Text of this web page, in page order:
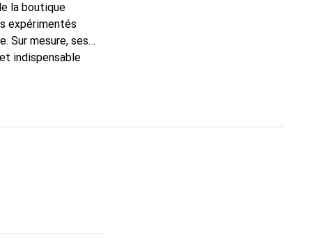
la boutique
expérimentés
Sur mesure, ses
indispensable